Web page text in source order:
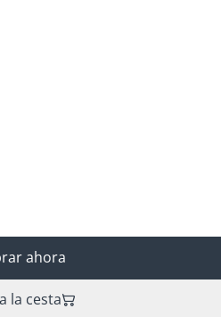
ahora
la cesta